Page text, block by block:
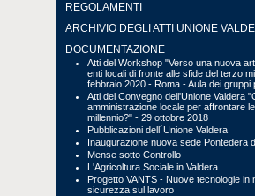
REGOLAMENTI
ARCHIVIO DEGLI ATTI UNIONE
DOCUMENTAZIONE
Atti del Workshop "Verso una nuova
enti locali di fronte alle sfide del terzo
febbraio 2020 - Roma - Aula dei gruppi
Atti del Convegno dell'Unione Valdera
amministrazione locale per affrontare
millennio?" - 29 ottobre 2018
Pubblicazioni dell´Unione Valdera
Inaugurazione nuova sede Pontedera
Mense sotto Controllo
L'Agricoltura Sociale in Valdera
Progetto VANTS - Nuove tecnologie in
sicurezza sul lavoro